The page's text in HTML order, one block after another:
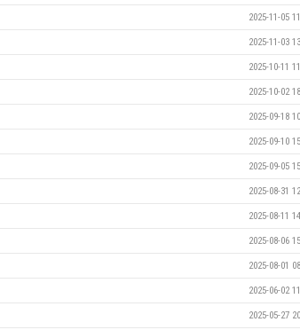
2025-11-05
2025-11-03
2025-10-11
2025-10-02
2025-09-18
2025-09-10
2025-09-05
2025-08-31
2025-08-11
2025-08-06
2025-08-01
2025-06-02
2025-05-27